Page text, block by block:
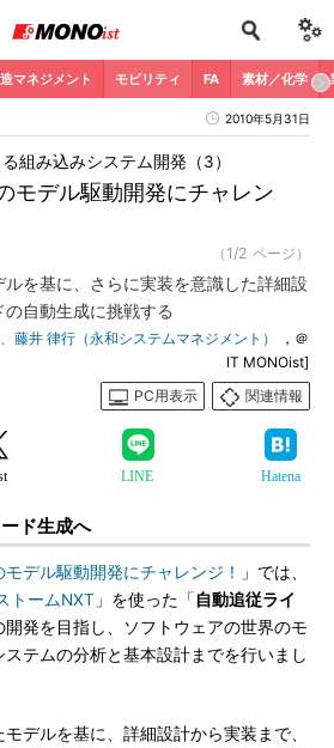
マネジメント モビリティ FA 素材／化学
2010年5月31日
モデル駆動開発にチャレン
組み込みシステム開発（3）
（1/2 ページ）
を基に、さらに実装を意識した詳細設
自動生成に挑戦する
藤井 律行（永和システムマネジメント）
，＠
IT MONOist]
PC用表示
関連情報
LINE Hatena
ド生成へ
デル駆動開発にチャレンジ！
」では、
トームNXT 」を使った「 自動追従ライ
開発を目指し、ソフトウェアの世界のモ
テムの分析と基本設計までを行いまし
デルを基に、詳細設計から実装まで、